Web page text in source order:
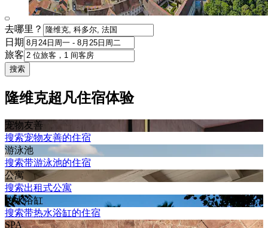
去哪里？
日期
旅客
搜索
隆维克超凡住宿体验
宠物友善
搜索宠物友善的住宿
游泳池
搜索带游泳池的住宿
公寓
搜索出租式公寓
热水浴缸
搜索带热水浴缸的住宿
SPA